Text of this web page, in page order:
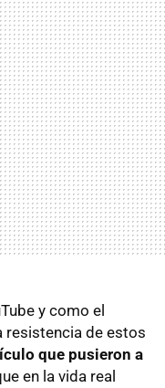
y como el
resistencia de estos
que pusieron a
en la vida real